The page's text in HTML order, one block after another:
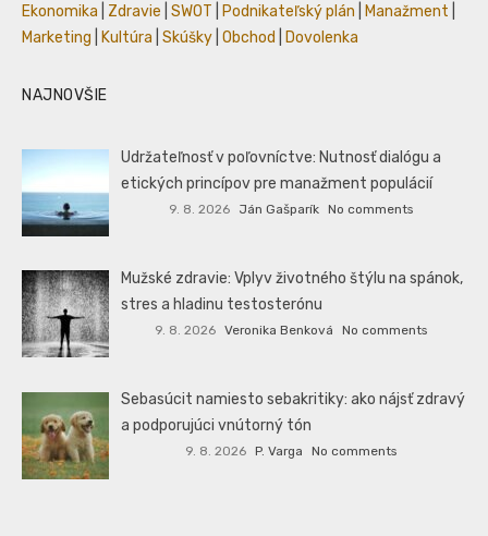
Ekonomika
Zdravie SWOT Podnikateľský plán Manažment
Marketing
Kultúra Skúšky Obchod Dovolenka
NAJNOVŠIE
Udržateľnosť v poľovníctve: Nutnosť dialógu a
etických princípov pre manažment populácií
9. 8. 2026 Ján Gašparík No comments
Mužské zdravie: Vplyv životného štýlu na spánok,
stres a hladinu testosterónu
9. 8. 2026 Veronika Benková No comments
Sebasúcit namiesto sebakritiky: ako nájsť zdravý
a podporujúci vnútorný tón
9. 8. 2026 P. Varga No comments